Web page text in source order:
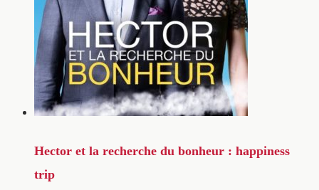
Hector et la recherche du bonheur : happiness
trip